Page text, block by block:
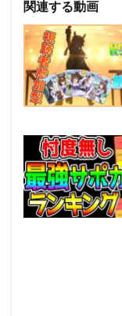
関連する動画